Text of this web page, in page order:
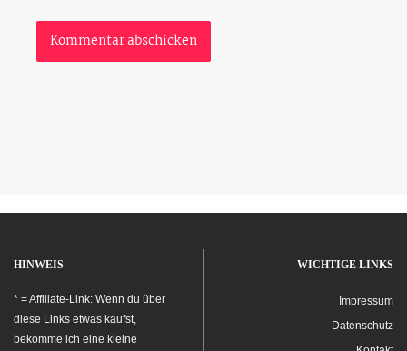
HINWEIS
* = Affiliate-Link: Wenn du über
diese Links etwas kaufst,
bekomme ich eine kleine
WICHTIGE LINKS
Impressum
Datenschutz